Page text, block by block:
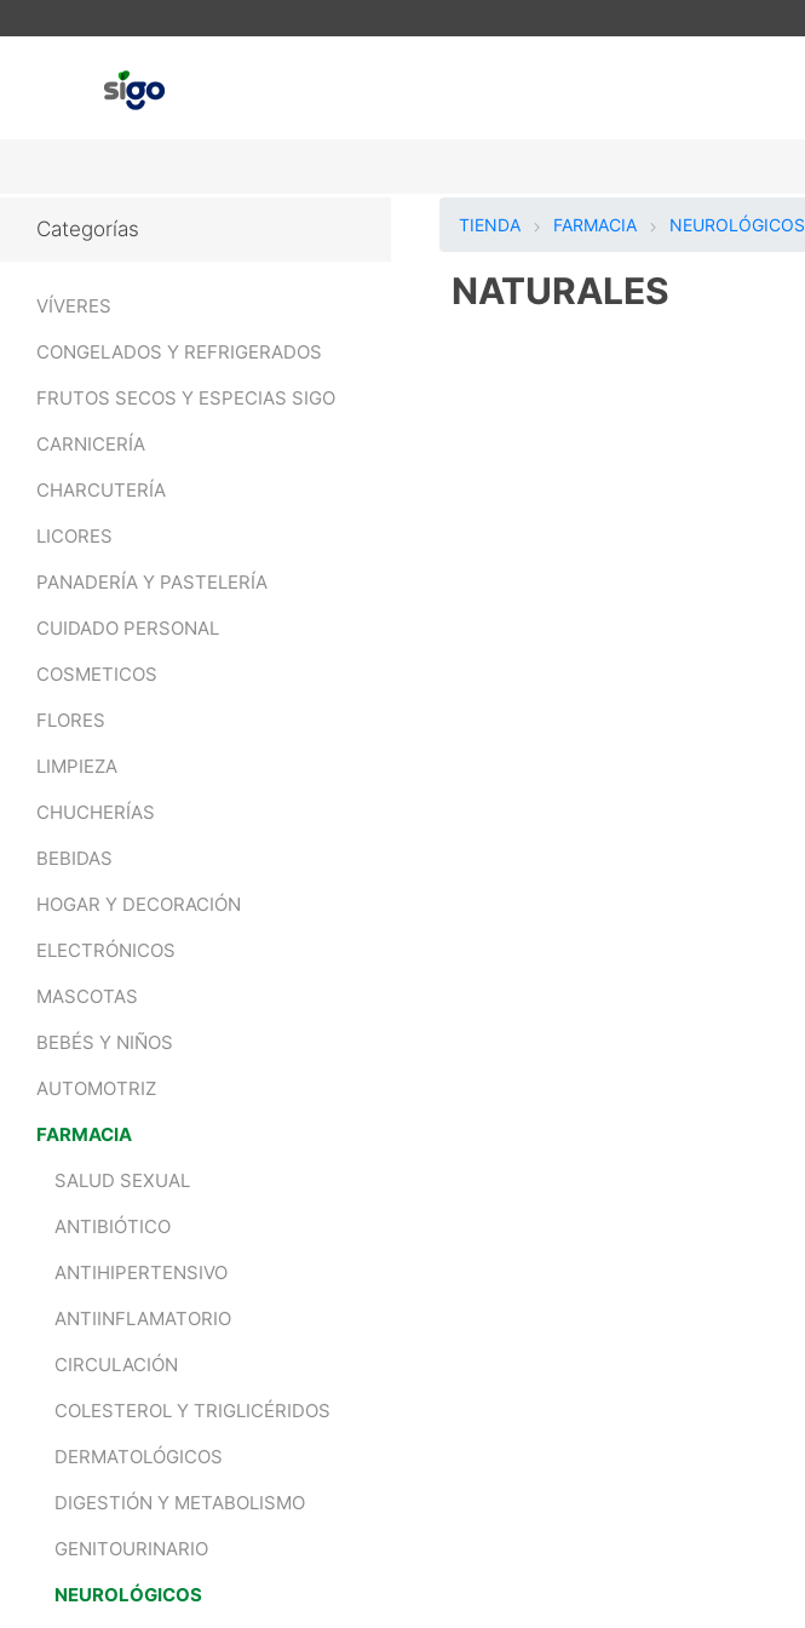
TIENDA FARMACIA NEUROLÓGICOS
NATURALES
Categorías
VÍVERES
CONGELADOS Y REFRIGERADOS
FRUTOS SECOS Y ESPECIAS SIGO
CARNICERÍA
CHARCUTERÍA
LICORES
PANADERÍA Y PASTELERÍA
CUIDADO PERSONAL
COSMETICOS
FLORES
LIMPIEZA
CHUCHERÍAS
BEBIDAS
HOGAR Y DECORACIÓN
ELECTRÓNICOS
MASCOTAS
BEBÉS Y NIÑOS
AUTOMOTRIZ
FARMACIA
SALUD SEXUAL
ANTIBIÓTICO
ANTIHIPERTENSIVO
ANTIINFLAMATORIO
CIRCULACIÓN
COLESTEROL Y TRIGLICÉRIDOS
DERMATOLÓGICOS
DIGESTIÓN Y METABOLISMO
GENITOURINARIO
NEUROLÓGICOS